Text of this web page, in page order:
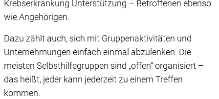
Krebserkrankung Unterstützung – Betroffenen ebenso
wie Angehörigen.
Dazu zählt auch, sich mit Gruppenaktivitäten und
Unternehmungen einfach einmal abzulenken. Die
meisten Selbsthilfegruppen sind „offen“ organisiert –
das heißt, jeder kann jederzeit zu einem Treffen
kommen.